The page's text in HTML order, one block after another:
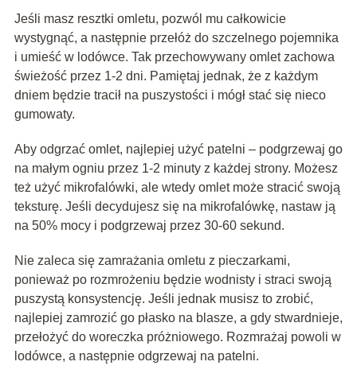
Jeśli masz resztki omletu, pozwól mu całkowicie
wystygnąć, a następnie przełóż do szczelnego pojemnika
i umieść w lodówce. Tak przechowywany omlet zachowa
świeżość przez 1-2 dni. Pamiętaj jednak, że z każdym
dniem będzie tracił na puszystości i mógł stać się nieco
gumowaty.
Aby odgrzać omlet, najlepiej użyć patelni – podgrzewaj go
na małym ogniu przez 1-2 minuty z każdej strony. Możesz
też użyć mikrofalówki, ale wtedy omlet może stracić swoją
teksturę. Jeśli decydujesz się na mikrofalówkę, nastaw ją
na 50% mocy i podgrzewaj przez 30-60 sekund.
Nie zaleca się zamrażania omletu z pieczarkami,
ponieważ po rozmrożeniu będzie wodnisty i straci swoją
puszystą konsystencję. Jeśli jednak musisz to zrobić,
najlepiej zamrozić go płasko na blasze, a gdy stwardnieje,
przełożyć do woreczka próżniowego. Rozmrażaj powoli w
lodówce, a następnie odgrzewaj na patelni.